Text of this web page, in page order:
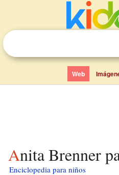
Web
Anita Brenner
Enciclopedia para niños